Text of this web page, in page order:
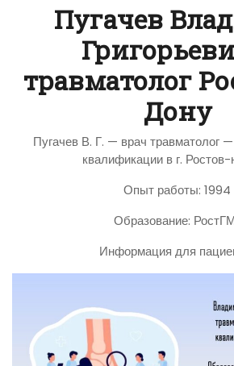
Пугачев
травматолог
Дону
Пугачев В. Г. — врач травматолог
квалификации в г.
Опыт работы: 1994
Образование:
Информация для